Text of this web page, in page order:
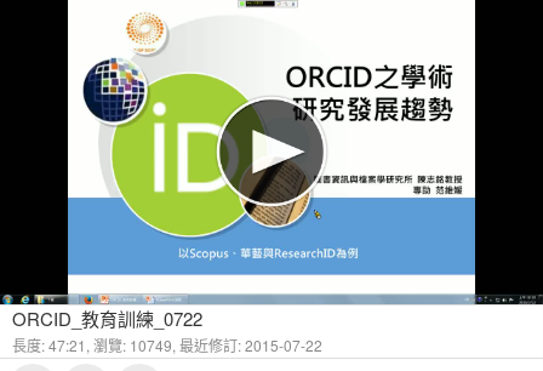
ORCID_教育訓練_0722
長度: 47:21, 瀏覽: 10749, 最近修訂: 2015-07-22